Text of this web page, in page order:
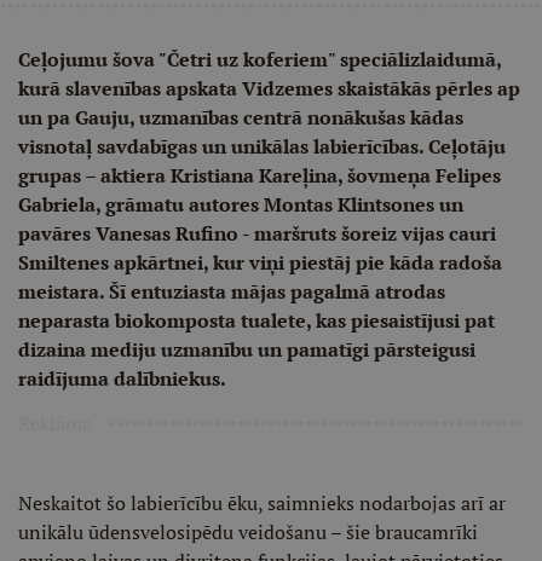
Ceļojumu šova "Četri uz koferiem" speciālizlaidumā,
kurā slavenības apskata Vidzemes skaistākās pērles ap
un pa Gauju, uzmanības centrā nonākušas kādas
visnotaļ savdabīgas un unikālas labierīcības. Ceļotāju
grupas – aktiera Kristiana Kareļina, šovmeņa Felipes
Gabriela, grāmatu autores Montas Klintsones un
pavāres Vanesas Rufino - maršruts šoreiz vijas cauri
Smiltenes apkārtnei, kur viņi piestāj pie kāda radoša
meistara. Šī entuziasta mājas pagalmā atrodas
neparasta biokomposta tualete, kas piesaistījusi pat
dizaina mediju uzmanību un pamatīgi pārsteigusi
raidījuma dalībniekus.
Neskaitot šo labierīcību ēku, saimnieks nodarbojas arī ar
unikālu ūdensvelosipēdu veidošanu – šie braucamrīki